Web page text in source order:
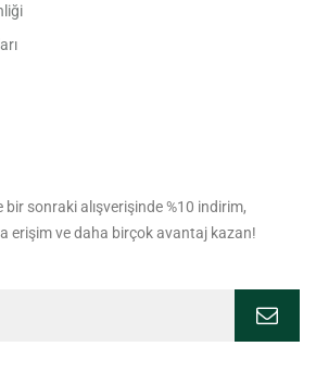
sonraki alışverişinde %10 indirim,
erişim ve daha birçok avantaj kazan!